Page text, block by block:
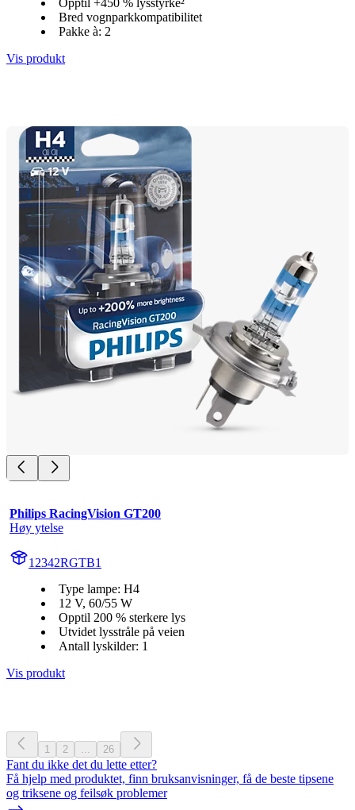
Opptil +450 % lysstyrke²
Bred vognparkkompatibilitet
Pakke à: 2
Vis produkt
Philips RacingVision GT200
Høy ytelse
12342RGTB1
Type lampe: H4
12 V, 60/55 W
Opptil 200 % sterkere lys
Utvidet lysstråle på veien
Antall lyskilder: 1
Vis produkt
1 2 ... 26
Fant du ikke det du lette etter?
Få hjelp med produktet, finn bruksanvisninger, få de beste tipsene
og triksene og feilsøk problemer